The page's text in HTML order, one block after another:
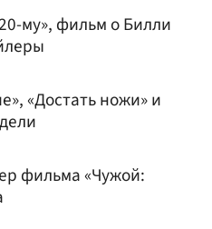
му», фильм о Билли
«Достать ножи» и
фильма «Чужой: